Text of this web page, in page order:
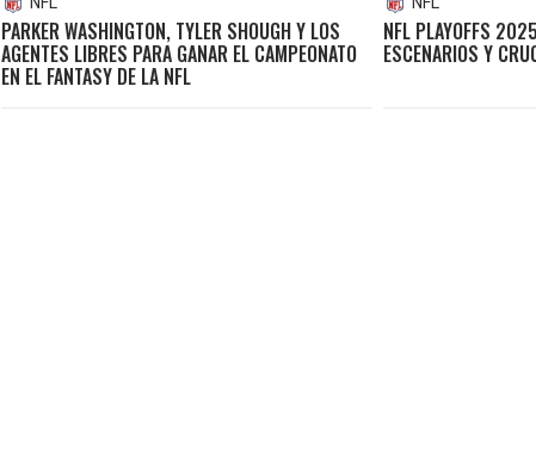
PARKER WASHINGTON, TYLER SHOUGH Y LOS
AGENTES LIBRES PARA GANAR EL CAMPEONATO
EN EL FANTASY DE LA NFL
NFL PLAYOFFS
ESCENARIOS Y